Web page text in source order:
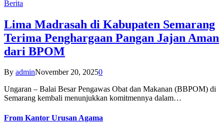
Berita
Lima Madrasah di Kabupaten Semarang
Terima Penghargaan Pangan Jajan Aman
dari BPOM
By adminNovember 20, 20250
Ungaran – Balai Besar Pengawas Obat dan Makanan (BBPOM) di
Semarang kembali menunjukkan komitmennya dalam…
From Kantor Urusan Agama